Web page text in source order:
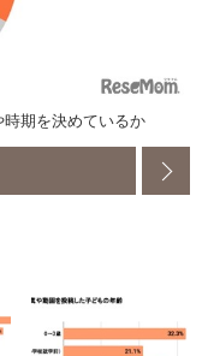
期を決めているか